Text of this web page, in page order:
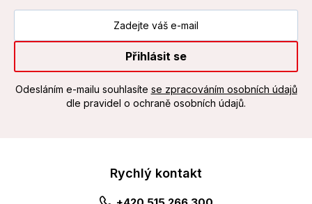
Přihlásit se
Odesláním e-mailu souhlasíte se zpracováním osobních údajů
dle pravidel o ochraně osobních údajů.
Rychlý kontakt